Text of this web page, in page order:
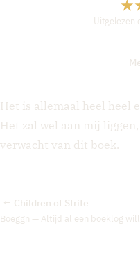
Uitgelezen
Het is allemaal heel heel
Het zal wel aan mij
verwacht van dit boek.
← Children of Strife
Boeggn — Altijd al een boeklog